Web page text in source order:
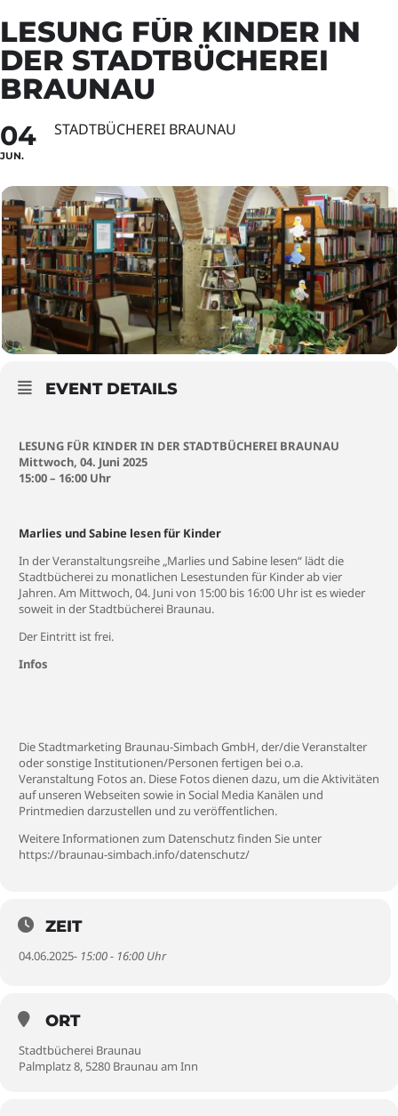
LESUNG FÜR KINDER IN
DER STADTBÜCHEREI
BRAUNAU
04
JUN.
STADTBÜCHEREI BRAUNAU
EVENT DETAILS
LESUNG FÜR KINDER IN DER STADTBÜCHEREI BRAUNAU
Mittwoch, 04. Juni 2025
15:00 – 16:00 Uhr
Marlies und Sabine lesen für Kinder
In der Veranstaltungsreihe „Marlies und Sabine lesen“ lädt die
Stadtbücherei zu monatlichen Lesestunden für Kinder ab vier
Jahren. Am Mittwoch, 04. Juni von 15:00 bis 16:00 Uhr ist es wieder
soweit in der Stadtbücherei Braunau.
Der Eintritt ist frei.
Infos
Die Stadtmarketing Braunau-Simbach GmbH, der/die Veranstalter
oder sonstige Institutionen/Personen fertigen bei o.a.
Veranstaltung Fotos an. Diese Fotos dienen dazu, um die Aktivitäten
auf unseren Webseiten sowie in Social Media Kanälen und
Printmedien darzustellen und zu veröffentlichen.
Weitere Informationen zum Datenschutz finden Sie unter
https://braunau-simbach.info/datenschutz/
ZEIT
04.06.2025- 15:00 - 16:00 Uhr
ORT
Stadtbücherei Braunau
Palmplatz 8, 5280 Braunau am Inn